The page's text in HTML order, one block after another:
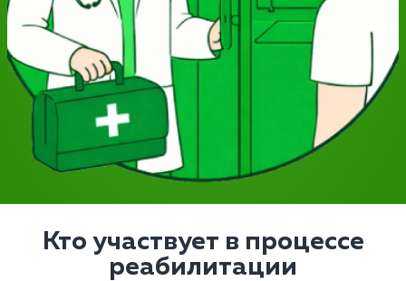
Кто участвует в процессе
реабилитации